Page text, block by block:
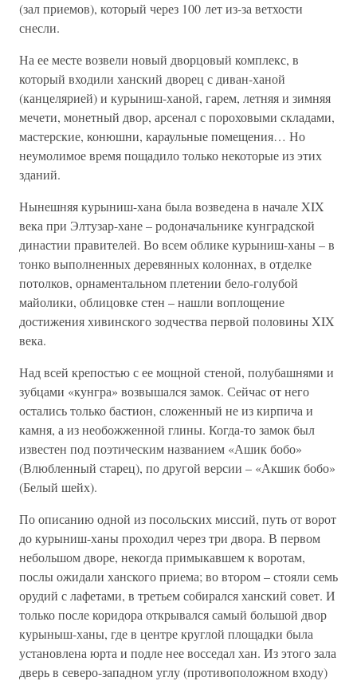
(зал приемов), который через 100 лет из-за ветхости
снесли.
На ее месте возвели новый дворцовый комплекс, в
который входили ханский дворец с диван-ханой
(канцелярией) и курыниш-ханой, гарем, летняя и зимняя
мечети, монетный двор, арсенал с пороховыми складами,
мастерские, конюшни, караульные помещения… Но
неумолимое время пощадило только некоторые из этих
зданий.
Нынешняя курыниш-хана была возведена в начале XIX
века при Элтузар-хане – родоначальнике кунградской
династии правителей. Во всем облике курыниш-ханы – в
тонко выполненных деревянных колоннах, в отделке
потолков, орнаментальном плетении бело-голубой
майолики, облицовке стен – нашли воплощение
достижения хивинского зодчества первой половины XIX
века.
Над всей крепостью с ее мощной стеной, полубашнями и
зубцами «кунгра» возвышался замок. Сейчас от него
остались только бастион, сложенный не из кирпича и
камня, а из необожженной глины. Когда-то замок был
известен под поэтическим названием «Ашик бобо»
(Влюбленный старец), по другой версии – «Акшик бобо»
(Белый шейх).
По описанию одной из посольских миссий, путь от ворот
до курыниш-ханы проходил через три двора. В первом
небольшом дворе, некогда примыкавшем к воротам,
послы ожидали ханского приема; во втором – стояли семь
орудий с лафетами, в третьем собирался ханский совет. И
только после коридора открывался самый большой двор
курыныш-ханы, где в центре круглой площадки была
установлена юрта и подле нее восседал хан. Из этого зала
дверь в северо-западном углу (противоположном входу)